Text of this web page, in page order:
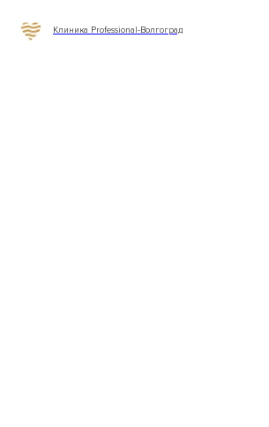
Клиника Professional-Волгоград